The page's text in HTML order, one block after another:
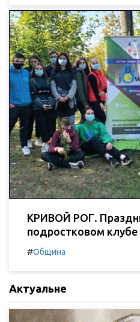
КРИВОЙ РОГ.
подростковом клубе
#Община
Актуальне